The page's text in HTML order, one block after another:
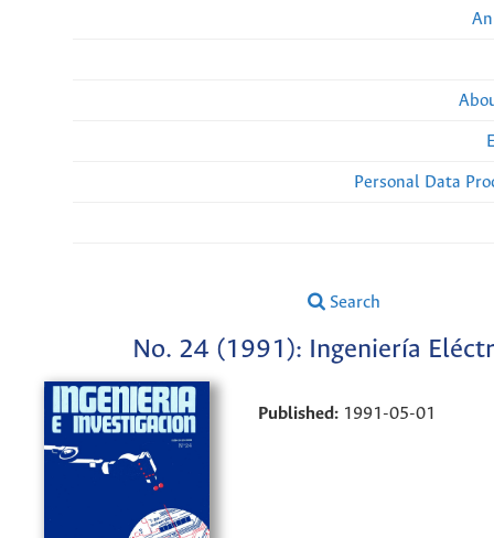
Personal Data
Search
No. 24 (1991): Ingeniería
Published: 1991-05-01